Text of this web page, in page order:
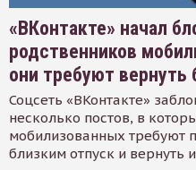
«ВКонтакте» начал
родственников
они требуют вернуть
Соцсеть «ВКонтакте»
несколько постов, в
мобилизованных требуют
близким отпуск и вернуть